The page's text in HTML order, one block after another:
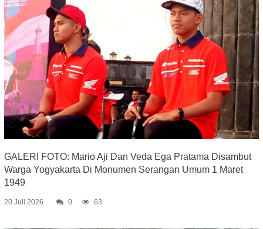
GALERI FOTO: Mario Aji Dan Veda Ega Pratama Disambut
Warga Yogyakarta Di Monumen Serangan Umum 1 Maret
1949
20 Juli 2026 0 63